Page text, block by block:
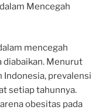
Mencegah
mencegah
diabaikan. Menurut
Indonesia, prevalensi
setiap tahunnya.
obesitas pada